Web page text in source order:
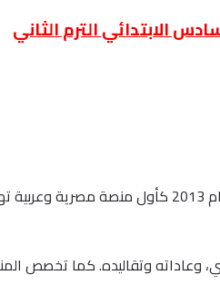
الابتدائي الترم الثاني
تأسست منصة واكاديمية كتاتيب اونلاين في
وتقاليده. كما تخصص